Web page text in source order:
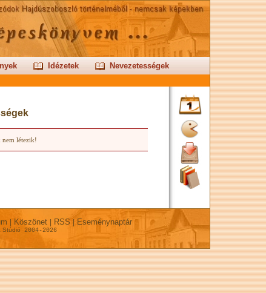
Idézetek Nevezetességek
nem létezik!
Köszönet RSS Eseménynaptár
Stúdió 2004-2026